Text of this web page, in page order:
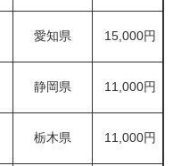
愛知県 15,000円
静岡県 11,000円
栃木県 11,000円